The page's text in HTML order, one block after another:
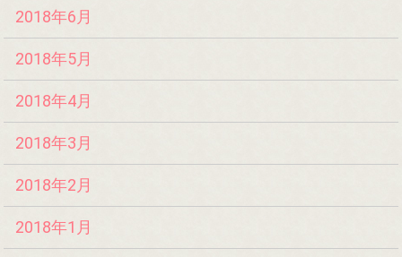
2018年6月
2018年5月
2018年4月
2018年3月
2018年2月
2018年1月